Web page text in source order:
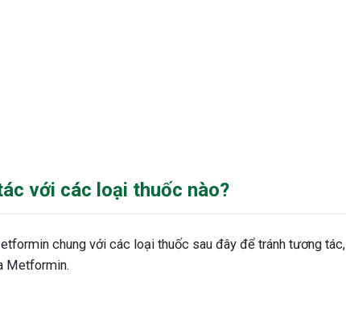
với các loại thuốc nào?
chung với các loại thuốc sau đây để tránh tương tác,
Metformin.